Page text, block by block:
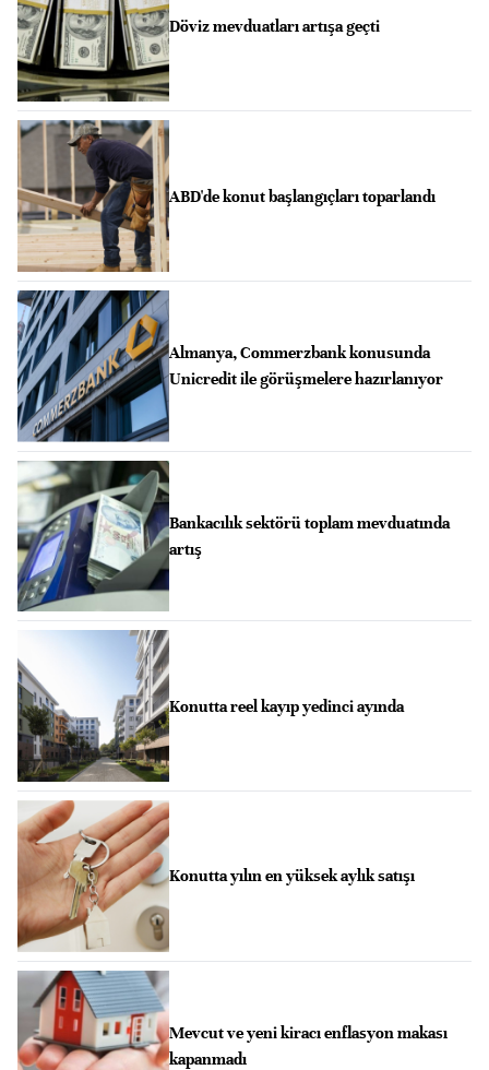
Döviz mevduatları artışa geçti
ABD'de konut başlangıçları toparlandı
Almanya, Commerzbank konusunda
Unicredit ile görüşmelere hazırlanıyor
Bankacılık sektörü toplam mevduatında
artış
Konutta reel kayıp yedinci ayında
Konutta yılın en yüksek aylık satışı
Mevcut ve yeni kiracı enflasyon makası
kapanmadı